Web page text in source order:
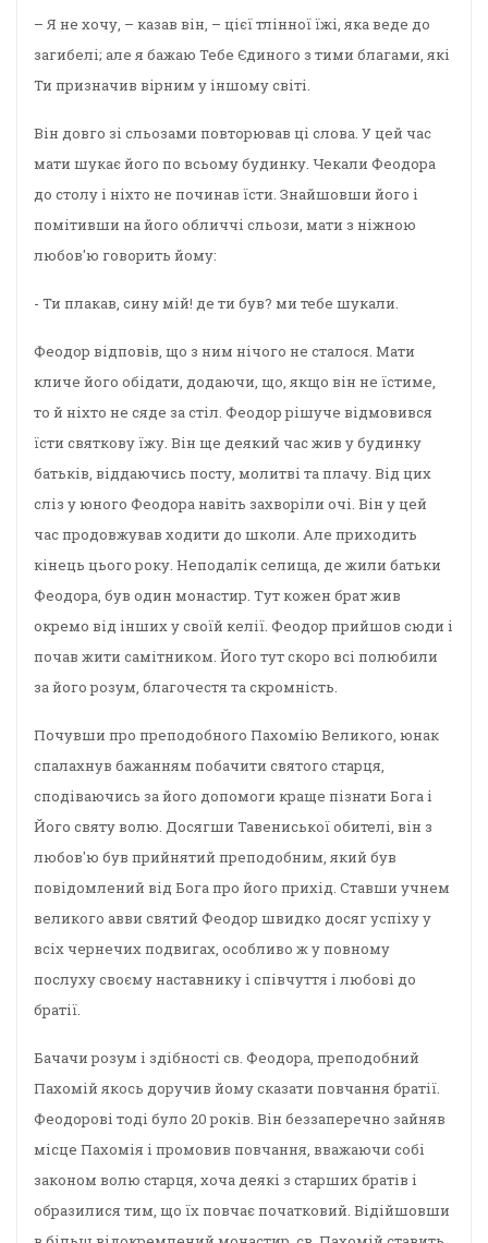
– Я не хочу, – казав він, – цієї тлінної їжі, яка веде до
загибелі; але я бажаю Тебе Єдиного з тими благами, які
Ти призначив вірним у іншому світі.
Він довго зі сльозами повторював ці слова. У цей час
мати шукає його по всьому будинку. Чекали Феодора
до столу і ніхто не починав їсти. Знайшовши його і
помітивши на його обличчі сльози, мати з ніжною
любов'ю говорить йому:
- Ти плакав, сину мій! де ти був? ми тебе шукали.
Феодор відповів, що з ним нічого не сталося. Мати
кличе його обідати, додаючи, що, якщо він не їстиме,
то й ніхто не сяде за стіл. Феодор рішуче відмовився
їсти святкову їжу. Він ще деякий час жив у будинку
батьків, віддаючись посту, молитві та плачу. Від цих
сліз у юного Феодора навіть захворіли очі. Він у цей
час продовжував ходити до школи. Але приходить
кінець цього року. Неподалік селища, де жили батьки
Феодора, був один монастир. Тут кожен брат жив
окремо від інших у своїй келії. Феодор прийшов сюди і
почав жити самітником. Його тут скоро всі полюбили
за його розум, благочестя та скромність.
Почувши про преподобного Пахомію Великого, юнак
спалахнув бажанням побачити святого старця,
сподіваючись за його допомоги краще пізнати Бога і
Його святу волю. Досягши Тавениської обителі, він з
любов'ю був прийнятий преподобним, який був
повідомлений від Бога про його прихід. Ставши учнем
великого авви святий Феодор швидко досяг успіху у
всіх чернечих подвигах, особливо ж у повному
послуху своєму наставнику і співчуття і любові до
братії.
Бачачи розум і здібності св. Феодора, преподобний
Пахомій якось доручив йому сказати повчання братії.
Феодорові тоді було 20 років. Він беззаперечно зайняв
місце Пахомія і промовив повчання, вважаючи собі
законом волю старця, хоча деякі з старших братів і
образилися тим, що їх повчає початковий. Відійшовши